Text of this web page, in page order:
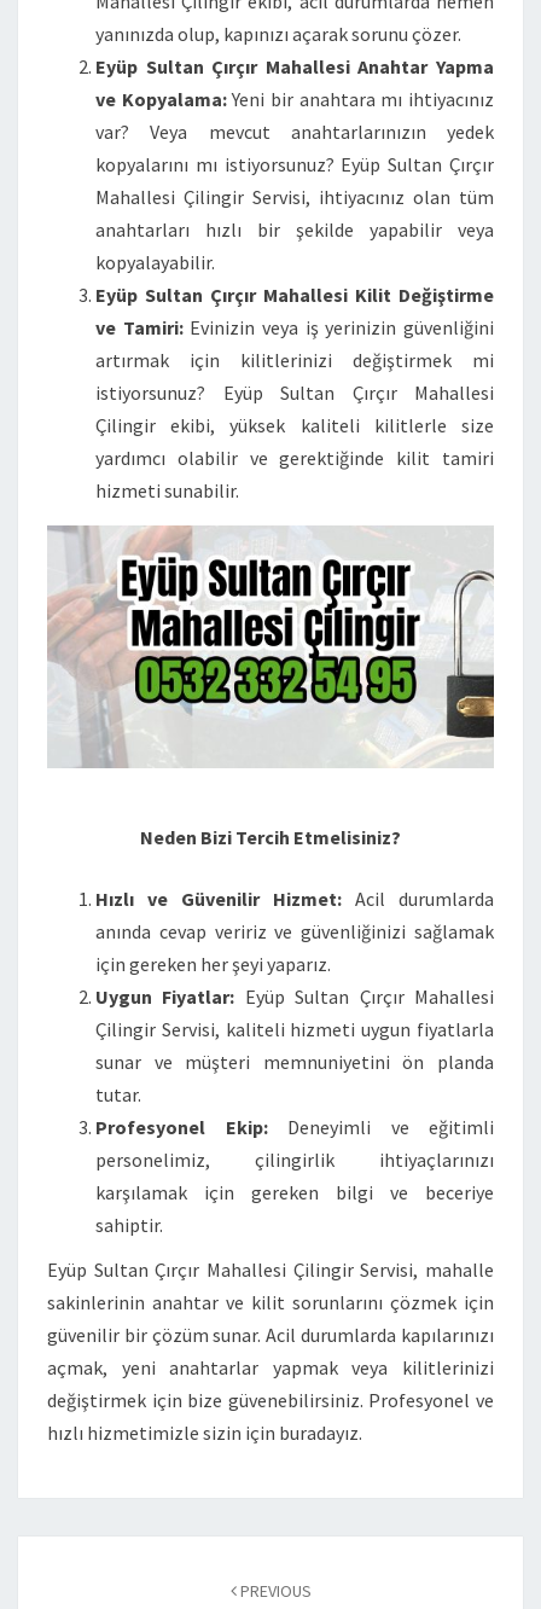
yanınızda olup, kapınızı açarak sorunu çözer.
Eyüp Sultan Çırçır Mahallesi Anahtar Yapma
ve Kopyalama:Yeni bir anahtara mı ihtiyacınız
var? Veya mevcut anahtarlarınızın yedek
kopyalarını mı istiyorsunuz? Eyüp Sultan Çırçır
Mahallesi Çilingir Servisi, ihtiyacınız olan tüm
anahtarları hızlı bir şekilde yapabilir veya
kopyalayabilir.
Eyüp Sultan Çırçır Mahallesi Kilit Değiştirme
ve Tamiri:Evinizin veya iş yerinizin güvenliğini
artırmak için kilitlerinizi değiştirmek mi
istiyorsunuz? Eyüp Sultan Çırçır Mahallesi
Çilingir ekibi, yüksek kaliteli kilitlerle size
yardımcı olabilir ve gerektiğinde kilit tamiri
hizmeti sunabilir.
Neden Bizi Tercih Etmelisiniz?
Hızlı ve Güvenilir Hizmet: Acil durumlarda
anında cevap veririz ve güvenliğinizi sağlamak
için gereken her şeyi yaparız.
Uygun Fiyatlar: Eyüp Sultan Çırçır Mahallesi
Çilingir Servisi, kaliteli hizmeti uygun fiyatlarla
sunar ve müşteri memnuniyetini ön planda
tutar.
Profesyonel Ekip:Deneyimli ve eğitimli
personelimiz, çilingirlik ihtiyaçlarınızı
karşılamak için gereken bilgi ve beceriye
sahiptir.
Eyüp Sultan Çırçır Mahallesi Çilingir Servisi, mahalle
sakinlerinin anahtar ve kilit sorunlarını çözmek için
güvenilir bir çözüm sunar. Acil durumlarda kapılarınızı
açmak, yeni anahtarlar yapmak veya kilitlerinizi
değiştirmek için bize güvenebilirsiniz. Profesyonel ve
hızlı hizmetimizle sizin için buradayız.
PREVIOUS